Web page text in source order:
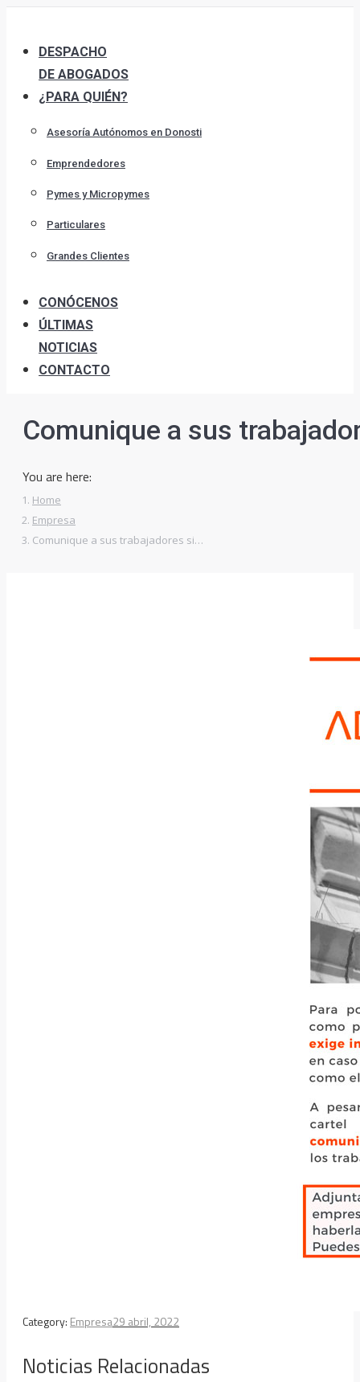
content
DESPACHO
DE ABOGADOS
¿PARA QUIÉN?
Asesoría Autónomos en Donosti
Emprendedores
Pymes y Micropymes
Particulares
Grandes Clientes
CONÓCENOS
ÚLTIMAS
NOTICIAS
CONTACTO
Comunique a sus
You are here:
Home
Empresa
Comunique a sus trabajadores si…
Category: Empresa29 abril, 2022
Noticias Relacionadas